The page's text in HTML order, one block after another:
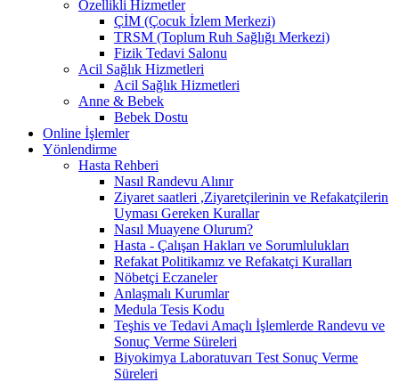
Özellikli Hizmetler
ÇİM (Çocuk İzlem Merkezi)
TRSM (Toplum Ruh Sağlığı Merkezi)
Fizik Tedavi Salonu
Acil Sağlık Hizmetleri
Acil Sağlık Hizmetleri
Anne & Bebek
Bebek Dostu
Online İşlemler
Yönlendirme
Hasta Rehberi
Nasıl Randevu Alınır
Ziyaret saatleri ,Ziyaretçilerinin ve Refakatçilerin
Uyması Gereken Kurallar
Nasıl Muayene Olurum?
Hasta - Çalışan Hakları ve Sorumlulukları
Refakat Politikamız ve Refakatçi Kuralları
Nöbetçi Eczaneler
Anlaşmalı Kurumlar
Medula Tesis Kodu
Teşhis ve Tedavi Amaçlı İşlemlerde Randevu ve
Sonuç Verme Süreleri
Biyokimya Laboratuvarı Test Sonuç Verme
Süreleri